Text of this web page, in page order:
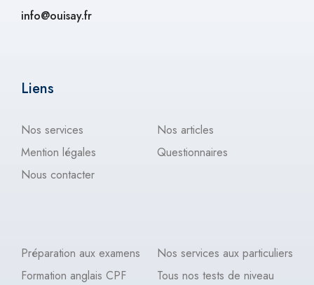
info@ouisay.fr
Liens
Nos services
Nos articles
Mention légales
Questionnaires
Nous contacter
Préparation aux examens
Nos services aux particuliers
Formation anglais CPF
Tous nos tests de niveau